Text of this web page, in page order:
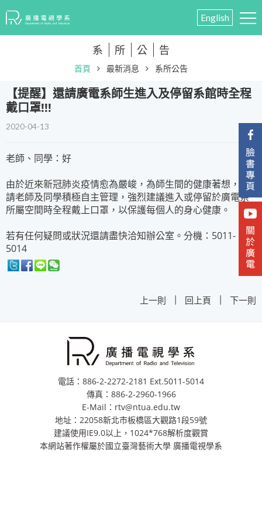
English
系 所 公 告
首頁 最新消息 系所公告
【提醒】還請廣電系師生進入及停留系館時全程
戴口罩!!!
2020-04-13
老師、同學：好
由於近來新冠肺炎疫情愈為嚴峻，為師生間的健康著想，還
請老師及同學積極自主管理，強烈建議進入或停留於廣電系
所屬空間時全程戴上口罩，以保護每個人的身心健康。
若有任何疑問或狀況還請盡快洽知辦公室。分機：5011-
5014
上一則 | 回上頁 | 下一則
電話：886-2-2272-2181 Ext.5011-5014
傳真：886-2-2960-1966
E-Mail：rtv@ntua.edu.tw
地址：22058新北市板橋區大觀路1段59號
建議使用IE9.0以上，1024*768解析度觀賞
本網站著作權屬於國立臺灣藝術大學 廣播電視學系